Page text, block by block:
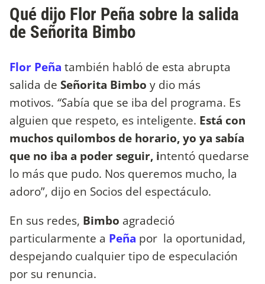
Qué dijo Flor Peña sobre la salida
de Señorita Bimbo
Flor Peña también habló de esta abrupta
salida de Señorita Bimbo y dio más
motivos. “Sabía que se iba del programa. Es
alguien que respeto, es inteligente. Está con
muchos quilombos de horario, yo ya sabía
que no iba a poder seguir, intentó quedarse
lo más que pudo. Nos queremos mucho, la
adoro”, dijo en Socios del espectáculo.
En sus redes, Bimbo agradeció
particularmente a Peña por la oportunidad,
despejando cualquier tipo de especulación
por su renuncia.